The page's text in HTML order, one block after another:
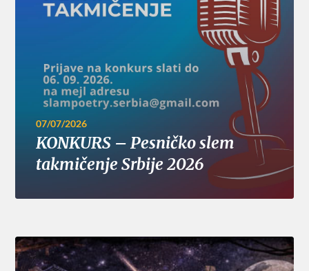
07/07/2026
KONKURS – Pesničko slem
takmičenje Srbije 2026